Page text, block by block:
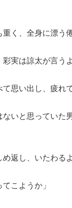
く、全身に漂う
実は諒太が言う
思い出し、疲れ
いと思っていた
返し、いたわる
こようか」